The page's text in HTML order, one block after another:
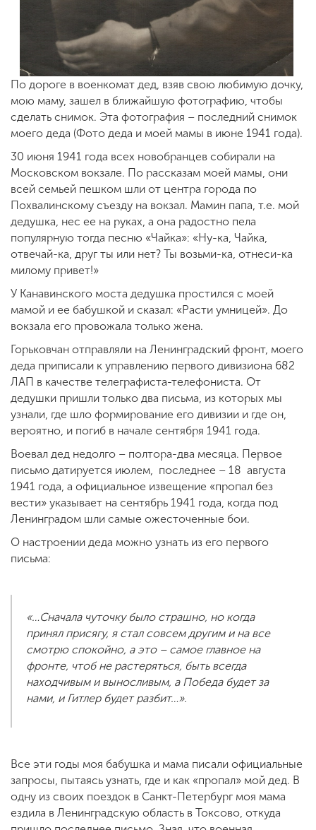
По дороге в военкомат дед, взяв свою любимую дочку,
мою маму, зашел в ближайшую фотографию, чтобы
сделать снимок. Эта фотография – последний снимок
моего деда (Фото деда и моей мамы в июне 1941 года).
30 июня 1941 года всех новобранцев собирали на
Московском вокзале. По рассказам моей мамы, они
всей семьей пешком шли от центра города по
Похвалинскому съезду на вокзал. Мамин папа, т.е. мой
дедушка, нес ее на руках, а она радостно пела
популярную тогда песню «Чайка»: «Ну-ка, Чайка,
отвечай-ка, друг ты или нет? Ты возьми-ка, отнеси-ка
милому привет!»
У Канавинского моста дедушка простился с моей
мамой и ее бабушкой и сказал: «Расти умницей». До
вокзала его провожала только жена.
Горьковчан отправляли на Ленинградский фронт, моего
деда приписали к управлению первого дивизиона 682
ЛАП в качестве телеграфиста-телефониста. От
дедушки пришли только два письма, из которых мы
узнали, где шло формирование его дивизии и где он,
вероятно, и погиб в начале сентября 1941 года.
Воевал дед недолго – полтора-два месяца. Первое
письмо датируется июлем, последнее – 18 августа
1941 года, а официальное извещение «пропал без
вести» указывает на сентябрь 1941 года, когда под
Ленинградом шли самые ожесточенные бои.
О настроении деда можно узнать из его первого
письма:
«…Сначала чуточку было страшно, но когда
принял присягу, я стал совсем другим и на все
смотрю спокойно, а это – самое главное на
фронте, чтоб не растеряться, быть всегда
находчивым и выносливым, а Победа будет за
нами, и Гитлер будет разбит…».
Все эти годы моя бабушка и мама писали официальные
запросы, пытаясь узнать, где и как «пропал» мой дед. В
одну из своих поездок в Санкт-Петербург моя мама
ездила в Ленинградскую область в Токсово, откуда